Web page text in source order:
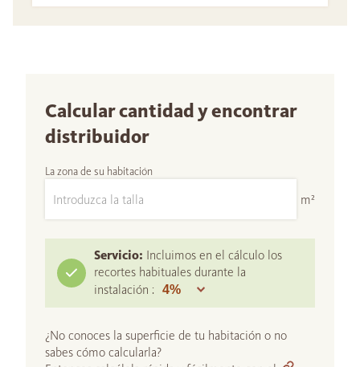
Calcular cantidad y encontrar
distribuidor
La zona de su habitación
m²
Servicio: Incluimos en el cálculo los
recortes habituales durante la
instalación :
¿No conoces la superficie de tu habitación o no
sabes cómo calcularla?